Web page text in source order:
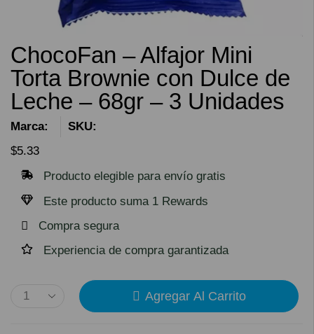
ChocoFan – Alfajor Mini
Torta Brownie con Dulce de
Leche – 68gr – 3 Unidades
Marca:
SKU:
$5.33
Producto elegible para envío gratis
Este producto suma 1 Rewards
Compra segura
Experiencia de compra garantizada
Agregar Al Carrito